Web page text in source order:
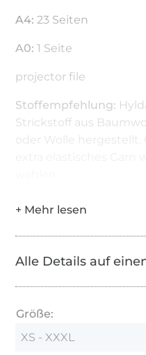
A4: 23 Seiten
A0: 1 Seite
projector file
Stoffempfehlung:
Strickstoff aus
oder Wolle
Alle Details auf
Größe:
XS - XXXL